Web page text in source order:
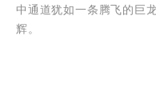
中通道犹如一条腾飞的巨
辉。